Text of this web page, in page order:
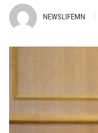
NEWSLIFEMN